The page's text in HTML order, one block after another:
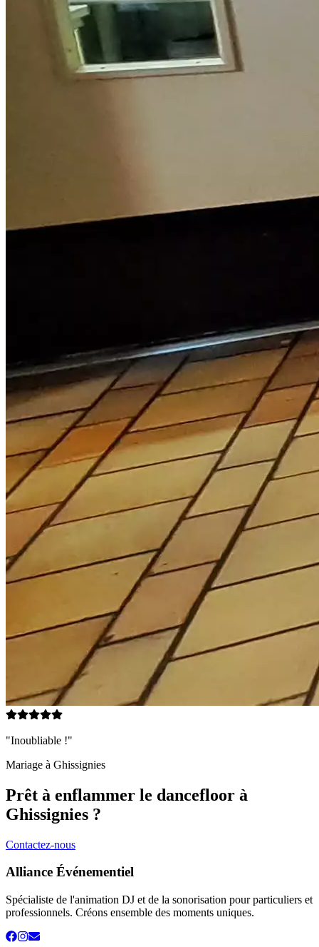
"Inoubliable !"
Mariage à Ghissignies
Prêt à enflammer le dancefloor à
Ghissignies ?
Contactez-nous
Alliance Événementiel
Spécialiste de l'animation DJ et de la sonorisation pour particuliers et
professionnels. Créons ensemble des moments uniques.